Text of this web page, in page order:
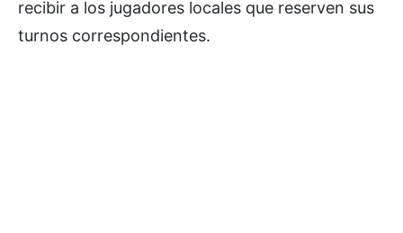
recibir a los jugadores locales que reserven sus
turnos correspondientes.